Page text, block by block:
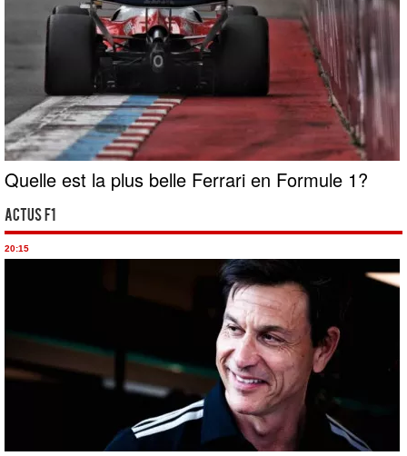
Quelle est la plus belle Ferrari en Formule 1?
Actus F1
20:15